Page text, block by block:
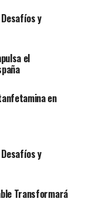
está llena
la resiliencia
afirma
el
está teniendo
tecnologías
como la
ejemplo, las
atención
y
el
en
y
Transformará